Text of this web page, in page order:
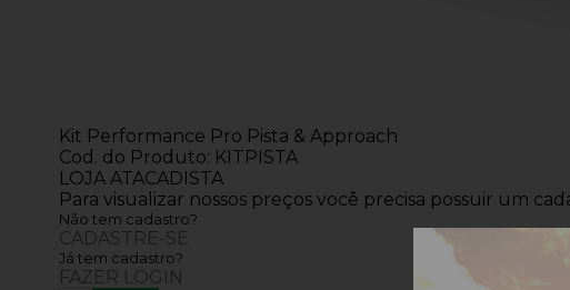
Kit Performance Pro Pista & Approach
Cod. do Produto: KITPISTA
LOJA ATACADISTA
Para visualizar nossos preços você precisa possuir um
Não tem cadastro?
CADASTRE-SE
Já tem cadastro?
FAZER LOGIN